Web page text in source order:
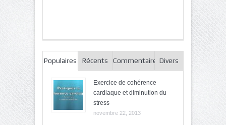
Populaires Récents CommentairesDivers
Exercice de cohérence
cardiaque et diminution du
stress
novembre 22, 2013